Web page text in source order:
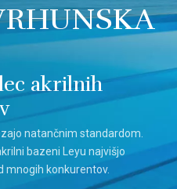
akrilnih
natančnim standardom.
bazeni Leyu najvišjo
mnogih konkurentov.